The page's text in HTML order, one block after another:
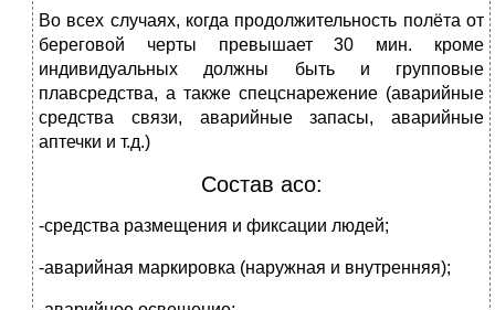
Во всех случаях, когда продолжительность полёта от
береговой черты превышает 30 мин. кроме
индивидуальных должны быть и групповые
плавсредства, а также спецснарежение (аварийные
средства связи, аварийные запасы, аварийные
аптечки и т.д.)
Состав acо:
-средства размещения и фиксации людей;
-аварийная маркировка (наружная и внутренняя);